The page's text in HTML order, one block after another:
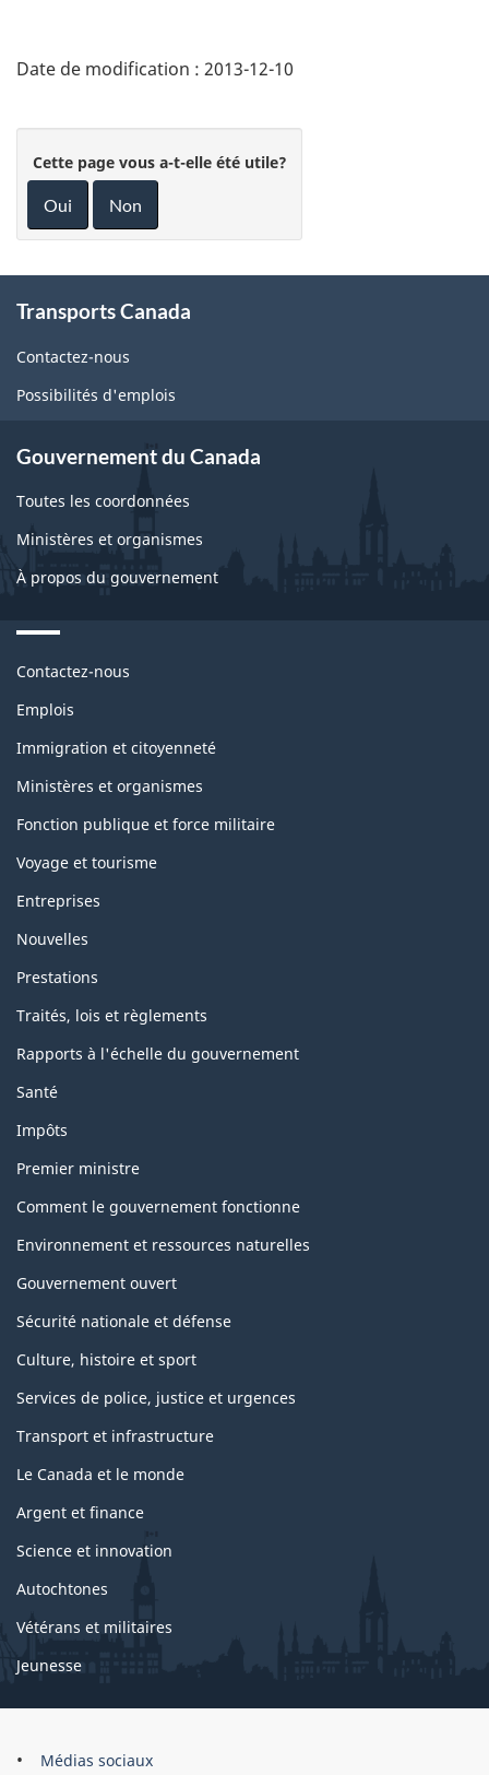
Date de modification : 2013-12-10
Cette page vous a-t-elle été utile?
Oui Non
this
site
Transports Canada
Contactez-nous
Possibilités d'emplois
Gouvernement du Canada
Toutes les coordonnées
Ministères et organismes
À propos du gouvernement
Themes
topics
Contactez-nous
Emplois
Immigration et citoyenneté
Ministères et organismes
Fonction publique et force militaire
Voyage et tourisme
Entreprises
Nouvelles
Prestations
Traités, lois et règlements
Rapports à l'échelle du gouvernement
Santé
Impôts
Premier ministre
Comment le gouvernement fonctionne
Environnement et ressources naturelles
Gouvernement ouvert
Sécurité nationale et défense
Culture, histoire et sport
Services de police, justice et urgences
Transport et infrastructure
Le Canada et le monde
Argent et finance
Science et innovation
Autochtones
Vétérans et militaires
Jeunesse
Marque
Médias sociaux